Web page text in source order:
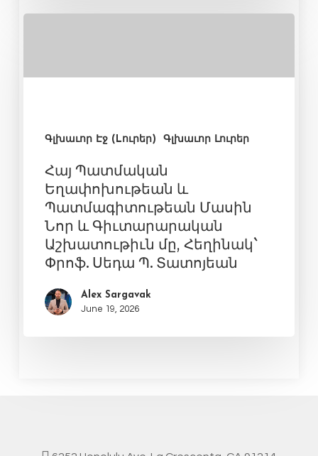
Գլխաւոր Էջ (Lուրեր) Գլխաւոր Լուրեր
Հայ Պատմական
Եղափոխութեան և
Պատմագիտութեան Մասին
Նոր և Գիւտարարական
Աշխատութիւն մը, Հեղինակ`
Փրոֆ. Սեդա Պ. Տատոյեան
Alex Sargavak
June 19, 2026